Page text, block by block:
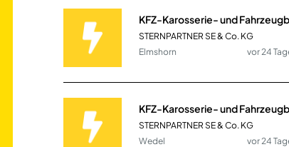
STERNPARTNER SE & Co. KG
Elmshorn
vor 24
STERNPARTNER SE & Co. KG
Wedel
vor 24